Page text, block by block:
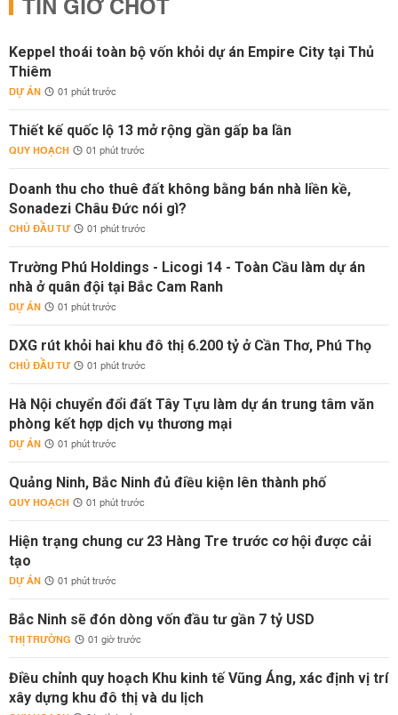
TIN GIỜ CHÓT
Keppel thoái toàn bộ vốn khỏi dự án Empire City tại Thủ
Thiêm
DỰ ÁN 01 phút trước
Thiết kế quốc lộ 13 mở rộng gần gấp ba lần
QUY HOẠCH 01 phút trước
Doanh thu cho thuê đất không bằng bán nhà liền kề,
Sonadezi Châu Đức nói gì?
CHỦ ĐẦU TƯ 01 phút trước
Trường Phú Holdings - Licogi 14 - Toàn Cầu làm dự án
nhà ở quân đội tại Bắc Cam Ranh
DỰ ÁN 01 phút trước
DXG rút khỏi hai khu đô thị 6.200 tỷ ở Cần Thơ, Phú Thọ
CHỦ ĐẦU TƯ 01 phút trước
Hà Nội chuyển đổi đất Tây Tựu làm dự án trung tâm văn
phòng kết hợp dịch vụ thương mại
DỰ ÁN 01 phút trước
Quảng Ninh, Bắc Ninh đủ điều kiện lên thành phố
QUY HOẠCH 01 phút trước
Hiện trạng chung cư 23 Hàng Tre trước cơ hội được cải
tạo
DỰ ÁN 01 phút trước
Bắc Ninh sẽ đón dòng vốn đầu tư gần 7 tỷ USD
THỊ TRƯỜNG 01 giờ trước
Điều chỉnh quy hoạch Khu kinh tế Vũng Áng, xác định vị trí
xây dựng khu đô thị và du lịch